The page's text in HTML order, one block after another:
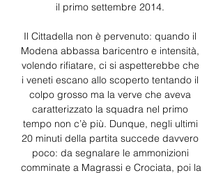
il primo settembre 2014.
Il Cittadella non è pervenuto: quando il
Modena abbassa baricentro e intensità,
volendo rifiatare, ci si aspetterebbe che
i veneti escano allo scoperto tentando il
colpo grosso ma la verve che aveva
caratterizzato la squadra nel primo
tempo non c’è più. Dunque, negli ultimi
20 minuti della partita succede davvero
poco: da segnalare le ammonizioni
comminate a Magrassi e Crociata, poi la